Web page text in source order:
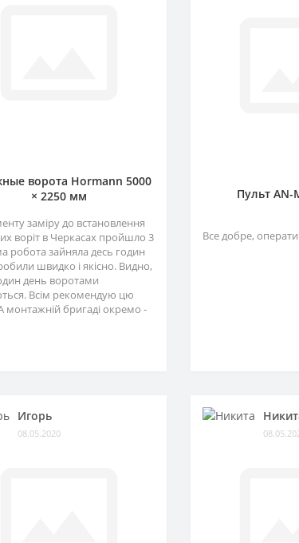
ворота Hormann 5000
× 2250 мм
заміру до встановлення
воріт в Черкасах пройшло 3
робота зайняла десь годин
швидко і якісно. Видно,
день воротами
Всім рекомендую цю
монтажній бригаді окремо -
Пульт AN-
Все добре,
Игорь
08.05.2020